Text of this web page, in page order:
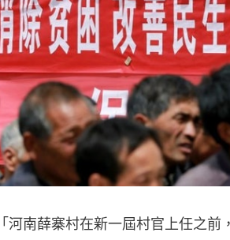
「河南薛寨村在新一屆村官上任之